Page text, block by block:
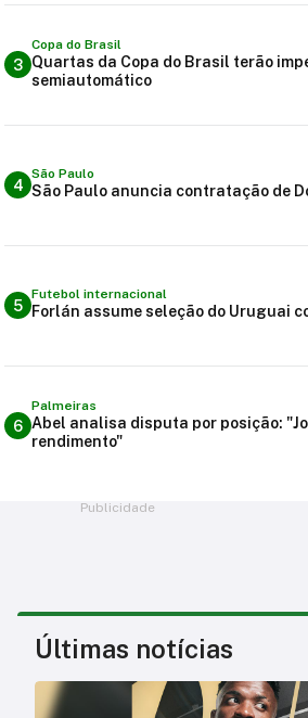
3
Copa do Brasil
Quartas da Copa do Brasil terão
semiautomático
4
São Paulo
São Paulo anuncia contratação de
5
Futebol internacional
Forlán assume seleção do Uruguai
6
Palmeiras
Abel analisa disputa por posição:
rendimento"
Publicidade
Últimas notícias